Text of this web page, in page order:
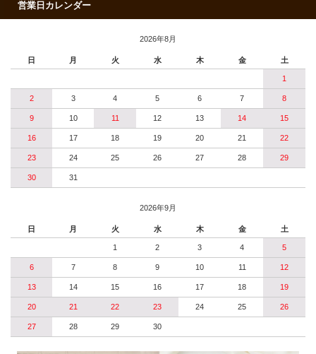
営業日カレンダー
2026年8月
日 月 火 水 木 金 土
1
2 3 4 5 6 7 8
9 10 11 12 13 14 15
16 17 18 19 20 21 22
23 24 25 26 27 28 29
30 31
2026年9月
日 月 火 水 木 金 土
1 2 3 4 5
6 7 8 9 10 11 12
13 14 15 16 17 18 19
20 21 22 23 24 25 26
27 28 29 30